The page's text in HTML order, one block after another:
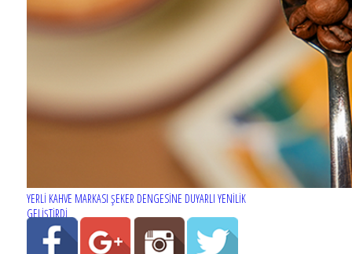
YERLİ KAHVE MARKASI ŞEKER DENGESİNE DUYARLI YENİLİK
GELİŞTİRDİ